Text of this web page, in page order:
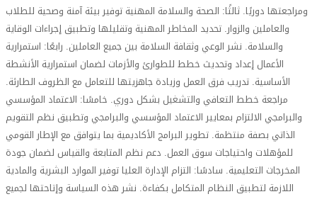
ومراجعتها دوريًا. ثالثًا: الصحة والسلامة المهنية توفير بيئة آمنة وصحية للطلاب
والعاملين والزوار. تحديد المخاطر المهنية وتقليلها وتطبيق إجراءات الوقاية
والسلامة. نشر الوعي وثقافة السلامة بين جميع العاملين. رابعًا: استمرارية
الأعمال إعداد وتحديث خطط للطوارئ والأزمات لضمان استمرارية الأنشطة
الأساسية. تدريب فرق العمل وزيادة جاهزيتها للتعامل مع الظروف الطارئة.
مراجعة خطط التعافي والتشغيل بشكل دوري. خامسًا: الاعتماد المؤسسي
والبرامجي الالتزام بمعايير الاعتماد المؤسسي والبرامجي وتطبيق نظم التقويم
الذاتي بصفة منتظمة. تطوير البرامج الأكاديمية بما يتوافق مع الإطار القومي
للمؤهلات واحتياجات سوق العمل. دعم نظم المتابعة والقياس لضمان جودة
المخرجات التعليمية. سادسًا: التزام الإدارة العليا توفير الموارد البشرية والمادية
اللازمة لتطبيق النظام المتكامل بكفاءة. نشر هذه السياسة وإتاحتها لجميع